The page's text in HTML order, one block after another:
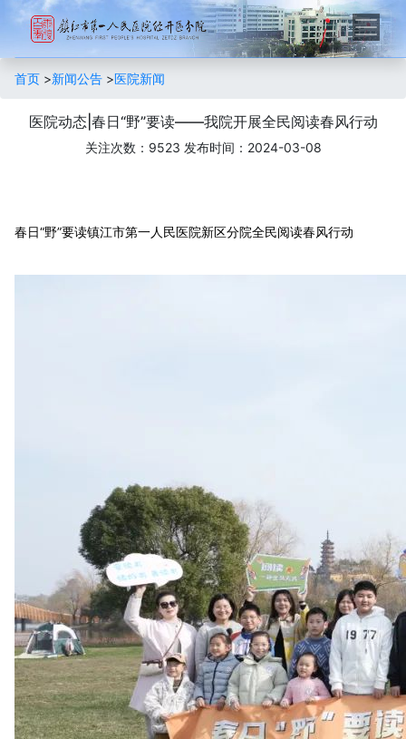
首页 >新闻公告 >医院新闻
医院动态|春日“野”要读——我院开展全民阅读春风行动
关注次数：9523 发布时间：2024-03-08
春日“野”要读镇江市第一人民医院新区分院全民阅读春风行动